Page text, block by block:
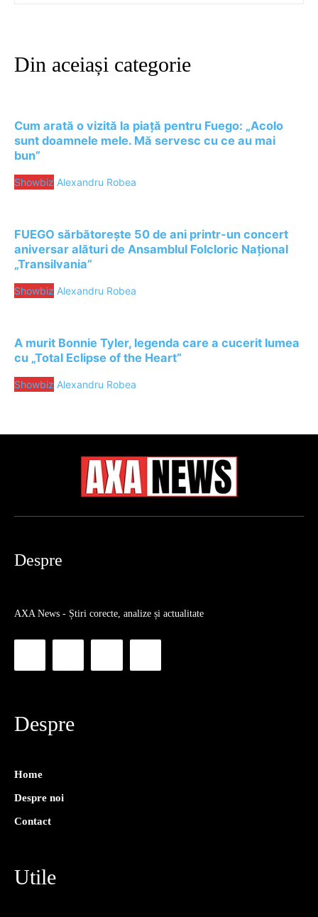
Din aceiași categorie
Cum arată o vizită la piață pentru Fuego: „Acolo
sunt doamnele mele. Mă servesc cu ce au mai
bun”
Showbiz Alexandru Robea
FUEGO sărbătorește 50 de ani printr-un concert
aniversar alături de Ansamblul Folcloric Național
„Transilvania”
Showbiz Alexandru Robea
A murit Bonnie Tyler, legenda care a cucerit lumea
cu „Total Eclipse of the Heart”
Showbiz Alexandru Robea
Despre
AXA News - Știri corecte, analize și actualitate
Despre
Home
Despre noi
Contact
Utile